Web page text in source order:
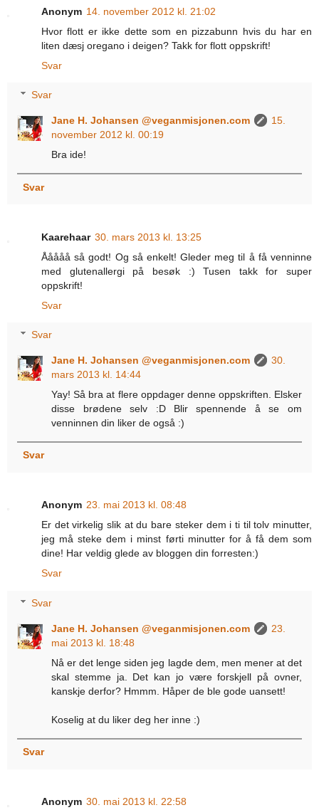
Anonym 14. november 2012 kl. 21:02
Hvor flott er ikke dette som en pizzabunn hvis du har en
liten dæsj oregano i deigen? Takk for flott oppskrift!
Svar
Svar
Jane H. Johansen @veganmisjonen.com
15.
november 2012 kl. 00:19
Bra ide!
Svar
Kaarehaar 30. mars 2013 kl. 13:25
Ååååå så godt! Og så enkelt! Gleder meg til å få venninne
med glutenallergi på besøk :) Tusen takk for super
oppskrift!
Svar
Svar
Jane H. Johansen @veganmisjonen.com
30.
mars 2013 kl. 14:44
Yay! Så bra at flere oppdager denne oppskriften. Elsker
disse brødene selv :D Blir spennende å se om
venninnen din liker de også :)
Svar
Anonym 23. mai 2013 kl. 08:48
Er det virkelig slik at du bare steker dem i ti til tolv minutter,
jeg må steke dem i minst førti minutter for å få dem som
dine! Har veldig glede av bloggen din forresten:)
Svar
Svar
Jane H. Johansen @veganmisjonen.com
23.
mai 2013 kl. 18:48
Nå er det lenge siden jeg lagde dem, men mener at det
skal stemme ja. Det kan jo være forskjell på ovner,
kanskje derfor? Hmmm. Håper de ble gode uansett!
Koselig at du liker deg her inne :)
Svar
Anonym 30. mai 2013 kl. 22:58